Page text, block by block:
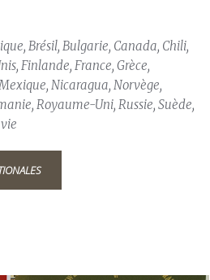
Brésil, Bulgarie, Canada, Chili,
Finlande, France, Grèce,
Nicaragua, Norvège,
Royaume-Uni, Russie, Suède,